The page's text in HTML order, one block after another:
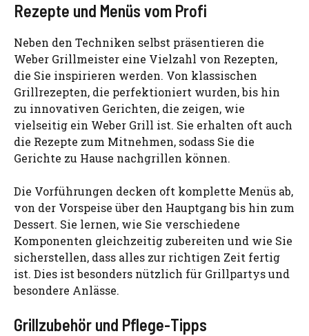
Rezepte und Menüs vom Profi
Neben den Techniken selbst präsentieren die
Weber Grillmeister eine Vielzahl von Rezepten,
die Sie inspirieren werden. Von klassischen
Grillrezepten, die perfektioniert wurden, bis hin
zu innovativen Gerichten, die zeigen, wie
vielseitig ein Weber Grill ist. Sie erhalten oft auch
die Rezepte zum Mitnehmen, sodass Sie die
Gerichte zu Hause nachgrillen können.
Die Vorführungen decken oft komplette Menüs ab,
von der Vorspeise über den Hauptgang bis hin zum
Dessert. Sie lernen, wie Sie verschiedene
Komponenten gleichzeitig zubereiten und wie Sie
sicherstellen, dass alles zur richtigen Zeit fertig
ist. Dies ist besonders nützlich für Grillpartys und
besondere Anlässe.
Grillzubehör und Pflege-Tipps